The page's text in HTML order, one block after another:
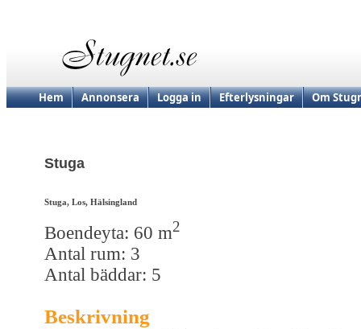
Hem Annonsera Logga in Efterlysningar Om
Stuga
Stuga, Los, Hälsingland
Boendeyta: 60 m2
Antal rum: 3
Antal bäddar: 5
Beskrivning